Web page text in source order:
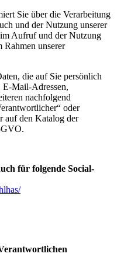
Sie über die Verarbeitung
und der Nutzung unserer
Aufruf und der Nutzung
Rahmen unserer
die auf Sie persönlich
E-Mail-Adressen,
nachfolgend
oder
auf den Katalog der
für folgende Social-